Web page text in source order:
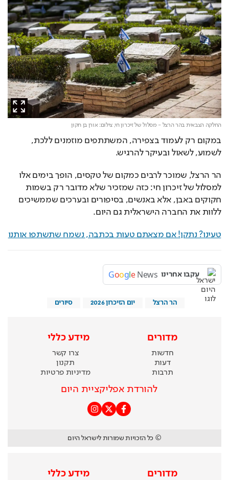
החלקה הצבאית בהר הרצל - מסלול של זיכרון חי, צילום: אורן בן חקון
לשמוע, לשאול ובעיקר להרגיש.
ללוות את החברה הישראלית גם היום.
טעינו? נתקן! אם מצאתם טעות בכתבה, נשמח שתשתפו אותנו
עקבו אחרינו Google News
הר הרצל יום הזיכרון 2026 סיורים
מדורים
חדשות
דעות
תרבות
מידע כללי
צרו קשר
תקנון
מדיניות פרטיות
להורדת אפליקציית היום
© כל הזכויות שמורות לישראל היום
מדורים מידע כללי